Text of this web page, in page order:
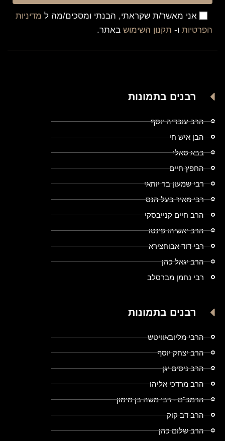
אני מאשר/ת שקראתי, הבנתי ומסכים/מה ל מדיניות
הפרטיות ו- תקנון השימוש באתר.
רבנים בתמונות
הרב עובדיה יוסף
הבן איש חי
בבא סאלי
החפץ חיים
רבי שמעון בר יוחאי
רבי מאיר בעל הנס
הרב חיים קנייבסקי
הרב יאשיהו פינטו
רבי דוד אבוחצירא
הרב יגאל כהן
רבי נחמן מברסלב
רבנים בתמונות
הרבי מליובאוויטש
הרב יצחק יוסף
הרב ניסים יגן
הרב מרדכי אליהו
הרמב"ם - רבי משה בן מימון
הרב דב קוק
הרב שלום כהן